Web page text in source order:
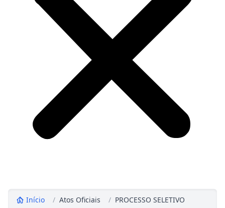
Início / Atos Oficiais / PROCESSO SELETIVO